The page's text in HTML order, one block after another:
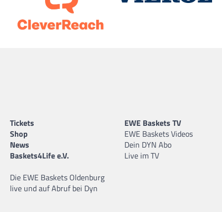
Tickets
Shop
News
Baskets4Life e.V.
Die EWE Baskets Oldenburg
live und auf Abruf bei Dyn
EWE Baskets TV
EWE Baskets Videos
Dein DYN Abo
Live im TV